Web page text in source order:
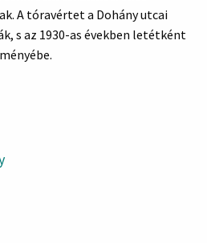
A tóravértet a Dohány utcai
s az 1930-as években letétként